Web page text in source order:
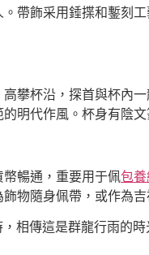
帶飾采用錘揲和鏨刻
高攀杯沿，探首與杯內
明代作風。杯身有陰文
暢通，重要用于佩包養
物隨身佩帶，或作為吉
相傳這是群龍行雨的時